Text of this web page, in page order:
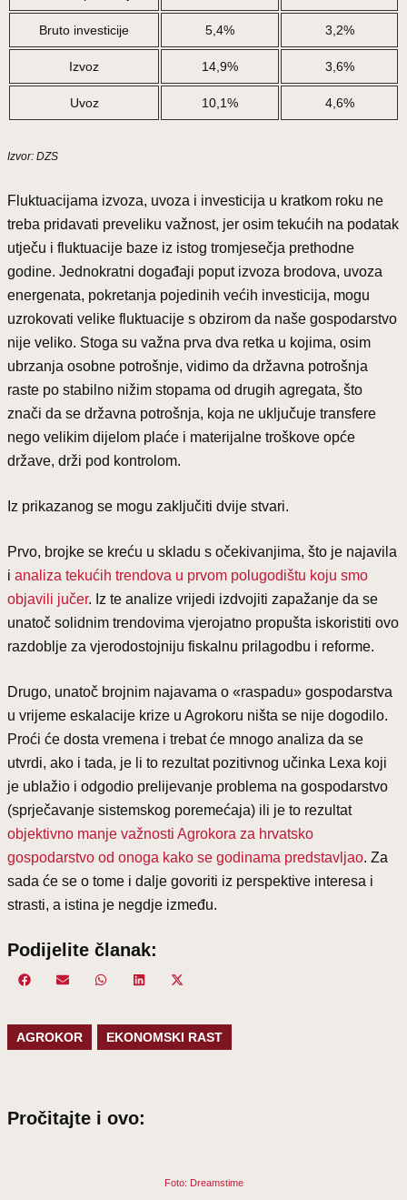
Bruto investicije 5,4% 3,2%
Izvoz 14,9% 3,6%
Uvoz 10,1% 4,6%
Izvor: DZS
Fluktuacijama izvoza, uvoza i investicija u kratkom roku ne
treba pridavati preveliku važnost, jer osim tekućih na podatak
utječu i fluktuacije baze iz istog tromjesečja prethodne
godine. Jednokratni događaji poput izvoza brodova, uvoza
energenata, pokretanja pojedinih većih investicija, mogu
uzrokovati velike fluktuacije s obzirom da naše gospodarstvo
nije veliko. Stoga su važna prva dva retka u kojima, osim
ubrzanja osobne potrošnje, vidimo da državna potrošnja
raste po stabilno nižim stopama od drugih agregata, što
znači da se državna potrošnja, koja ne uključuje transfere
nego velikim dijelom plaće i materijalne troškove opće
države, drži pod kontrolom.
Iz prikazanog se mogu zaključiti dvije stvari.
Prvo, brojke se kreću u skladu s očekivanjima, što je najavila
i analiza tekućih trendova u prvom polugodištu koju smo
objavili jučer. Iz te analize vrijedi izdvojiti zapažanje da se
unatoč solidnim trendovima vjerojatno propušta iskoristiti ovo
razdoblje za vjerodostojniju fiskalnu prilagodbu i reforme.
Drugo, unatoč brojnim najavama o «raspadu» gospodarstva
u vrijeme eskalacije krize u Agrokoru ništa se nije dogodilo.
Proći će dosta vremena i trebat će mnogo analiza da se
utvrdi, ako i tada, je li to rezultat pozitivnog učinka Lexa koji
je ublažio i odgodio prelijevanje problema na gospodarstvo
(sprječavanje sistemskog poremećaja) ili je to rezultat
objektivno manje važnosti Agrokora za hrvatsko
gospodarstvo od onoga kako se godinama predstavljao. Za
sada će se o tome i dalje govoriti iz perspektive interesa i
strasti, a istina je negdje između.
Podijelite članak:
Share
FacebookShare
Email
Share
WhatsAppShare
LinkedIn
AGROKOR EKONOMSKI RAST
Pročitajte i ovo:
Foto: Dreamstime